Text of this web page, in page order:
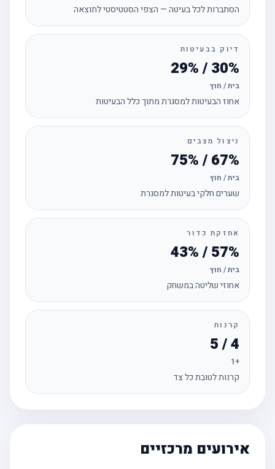
הסתברות לכל בעיטה — הצפי הסטטיסטי לתוצאה
דיוק בבעיטות
30% / 29%
בית / חוץ
אחוז הבעיטות למסגרת מתוך כלל הבעיטות
ניצול מצבים
67% / 75%
בית / חוץ
שערים חלקי בעיטות למסגרת
אחזקת כדור
57% / 43%
בית / חוץ
אחוזי שליטה במשחק
קרנות
קרנות לטובת כל צד
אירועים מרכזיים